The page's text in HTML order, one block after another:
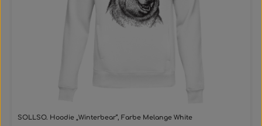
SOLLSO. Hoodie „Winterbear“, Farbe Melange White